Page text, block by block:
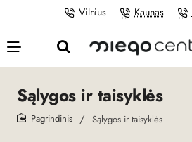
Vilnius Kaunas
Sąlygos ir taisyklės
Sąlygos ir taisyklės